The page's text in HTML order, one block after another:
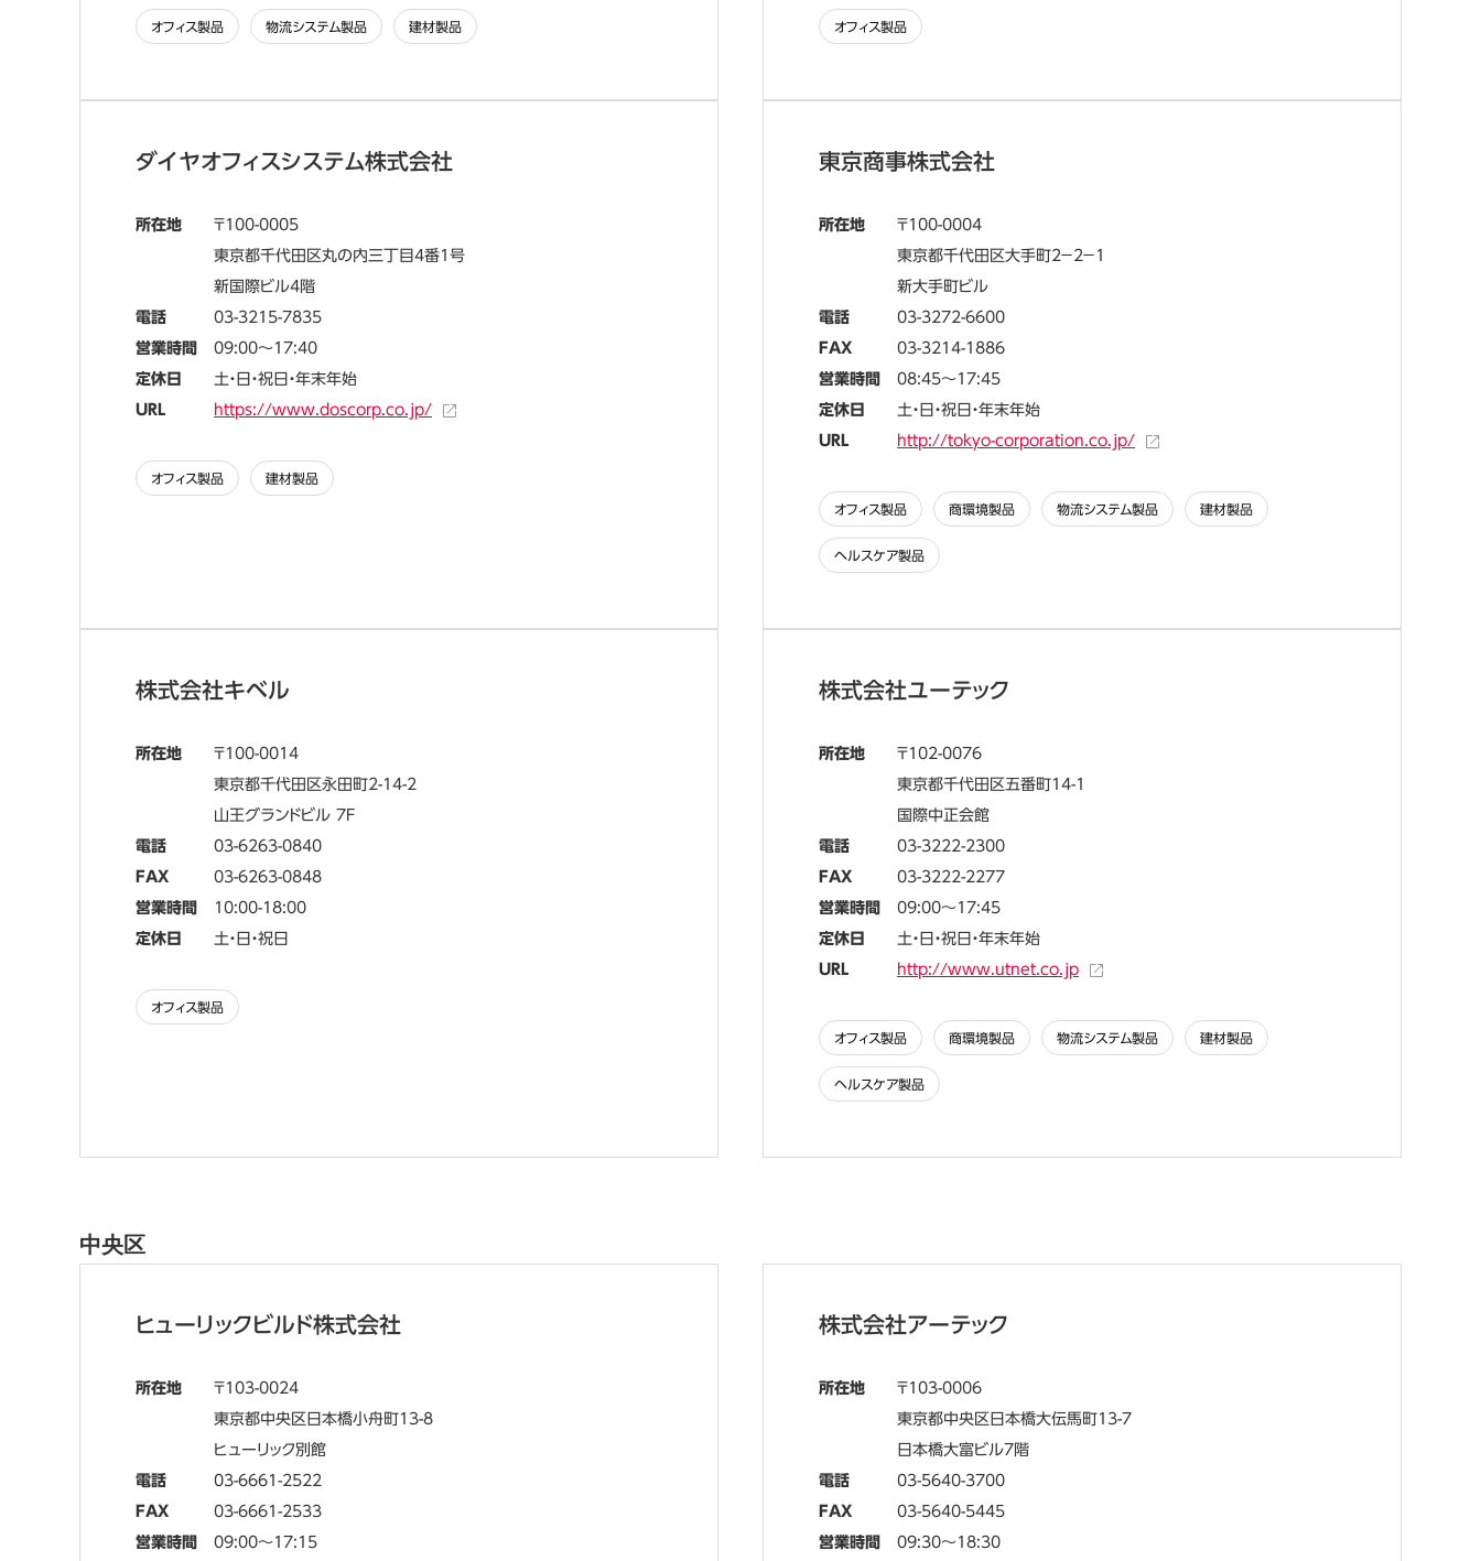
オフィス製品 物流システム製品 建材製品 オフィス製品
ダイヤオフィスシステム株式会社
所在地
100-0005
東京都千代田区丸の内三丁目4番1号
新国際ビル4階
電話
03-3215-7835
営業時間
09:00～17:40
定休日
土・日・祝日・年末年始
URL
https://www.doscorp.co.jp/
オフィス製品 建材製品
東京商事株式会社
所在地
100-0004
東京都千代田区大手町2－2－1
新大手町ビル
電話
03-3272-6600
FAX
03-3214-1886
営業時間
08:45～17:45
定休日
土・日・祝日・年末年始
URL
http://tokyo-corporation.co.jp/
オフィス製品 商環境製品 物流システム製品 建材製品
ヘルスケア製品
株式会社キベル
所在地
100-0014
東京都千代田区永田町2-14-2
山王グランドビル 7F
電話
03-6263-0840
FAX
03-6263-0848
営業時間
10:00-18:00
定休日
土・日・祝日
オフィス製品
株式会社ユーテック
所在地
102-0076
東京都千代田区五番町14-1
国際中正会館
電話
03-3222-2300
FAX
03-3222-2277
営業時間
09:00～17:45
定休日
土・日・祝日・年末年始
URL
http://www.utnet.co.jp
オフィス製品 商環境製品 物流システム製品 建材製品
ヘルスケア製品
中央区
ヒューリックビルド株式会社
所在地
103-0024
東京都中央区日本橋小舟町13-8
ヒューリック別館
電話
03-6661-2522
FAX
03-6661-2533
営業時間
09:00～17:15
株式会社アーテック
所在地
103-0006
東京都中央区日本橋大伝馬町13-7
日本橋大富ビル7階
電話
03-5640-3700
FAX
03-5640-5445
営業時間
09:30～18:30